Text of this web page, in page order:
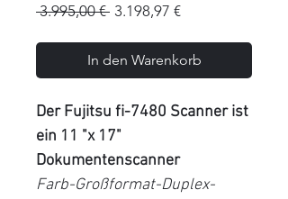
3.995,00 € Standardpreis
3.198,97 €Sale-
In den Warenkorb
Der Fujitsu fi-7480 Scanner ist
ein 11 "x 17"
Dokumentenscanner
Farb-Großformat-Duplex-